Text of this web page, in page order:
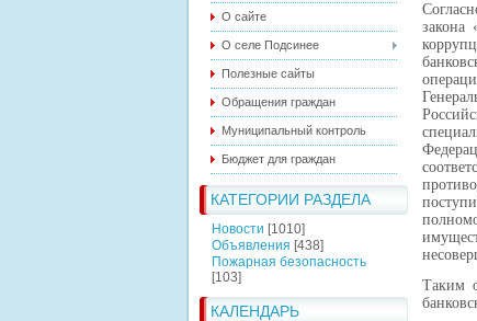
О сайте
О селе Подсинее
Полезные сайты
Обращения граждан
Муниципальный контроль
Бюджет для граждан
КАТЕГОРИИ РАЗДЕЛА
Новости [1010]
Объявления [438]
Пожарная безопасность
[103]
КАЛЕНДАРЬ
закона
Таким